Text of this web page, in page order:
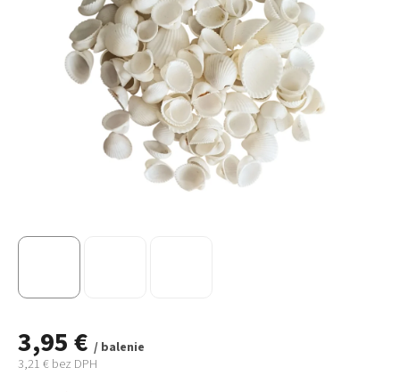
3,95 € / balenie
3,21 € bez DPH